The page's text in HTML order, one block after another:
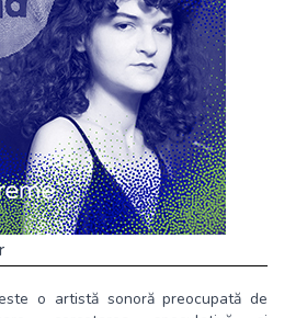
o artistă sonoră preocupată de